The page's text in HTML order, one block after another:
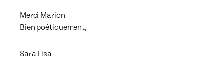
Merci Marion
Bien poétiquement,
Sara Lisa